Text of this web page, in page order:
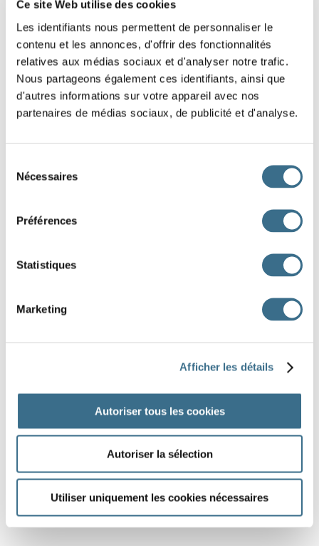
Ce site Web utilise des cookies
Les identifiants nous permettent de personnaliser le
contenu et les annonces, d'offrir des fonctionnalités
relatives aux médias sociaux et d'analyser notre trafic.
Nous partageons également ces identifiants, ainsi que
d'autres informations sur votre appareil avec nos
partenaires de médias sociaux, de publicité et d'analyse.
Nécessaires
Préférences
Statistiques
Marketing
Afficher les détails
Autoriser tous les cookies
Autoriser la sélection
Utiliser uniquement les cookies nécessaires
7 8 9 10